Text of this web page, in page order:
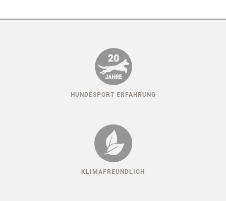
HUNDESPORT ERFAHRUNG
KLIMAFREUNDLICH